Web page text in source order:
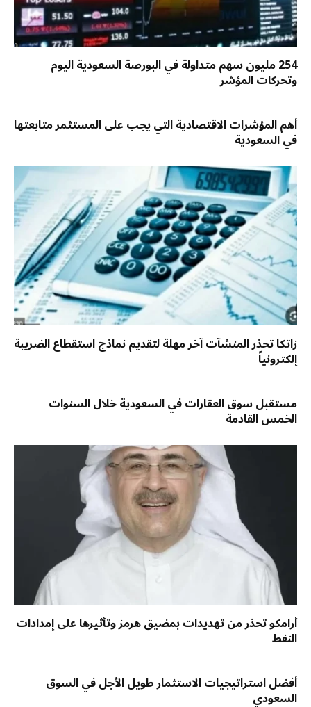
254 مليون سهم متداولة في البورصة السعودية اليوم
وتحركات المؤشر
أهم المؤشرات الاقتصادية التي يجب على المستثمر متابعتها
في السعودية
زاتكا تحذر المنشآت آخر مهلة لتقديم نماذج استقطاع الضريبة
إلكترونياً
مستقبل سوق العقارات في السعودية خلال السنوات
الخمس القادمة
أرامكو تحذر من تهديدات بمضيق هرمز وتأثيرها على إمدادات
النفط
أفضل استراتيجيات الاستثمار طويل الأجل في السوق
السعودي